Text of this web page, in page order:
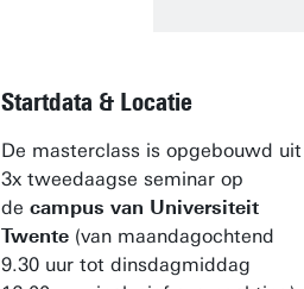
Startdata & Locatie
De masterclass is opgebouwd uit
3x tweedaagse seminar op
de campus van Universiteit
Twente (van maandagochtend
9.30 uur tot dinsdagmiddag